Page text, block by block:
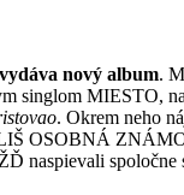
nový album.
singlom MIESTO,
. Okrem neho
OSOBNÁ
naspievali spoločne